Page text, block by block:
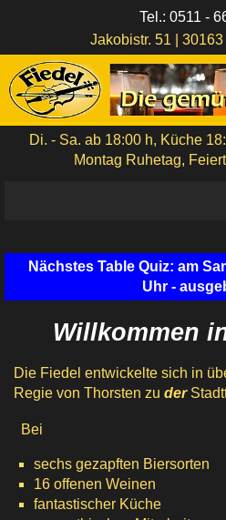
Tel.: 0511 -
Jakobistr. 51 |
Di. - Sa. ab 18:00 h, Küche
Montag Ruhetag,
Speisen,
innen,
Fiedel
Nächstes Table Quiz: am
Uhr -
Willkommen
Die Fiedel entwickelte sich in
Regie von Thorsten zu der
Bei
sechs gezapften Biersorten
16 offenen Weinen
fantastischer Küche